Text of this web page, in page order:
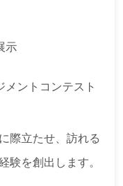
示
ントコンテスト
際立たせ、訪れる
験を創出します。